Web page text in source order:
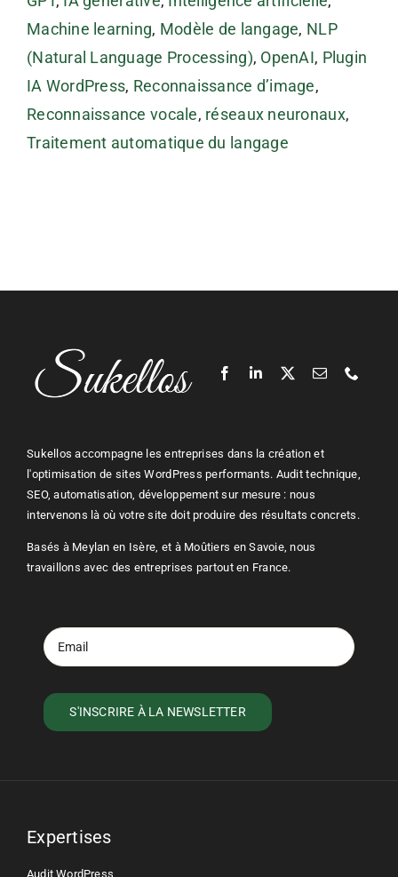
Machine learning, Modèle de langage, NLP
(Natural Language Processing), OpenAI, Plugin
IA WordPress, Reconnaissance d’image,
Reconnaissance vocale, réseaux neuronaux,
Traitement automatique du langage
Sukellos accompagne les entreprises dans la création et
l'optimisation de sitesWordPress performants. Audit technique,
SEO, automatisation, développement sur mesure : nous
intervenons là où votre site doit produire des résultats concrets.
Basés à Meylan en Isère, et à Moûtiers en Savoie, nous
travaillons avec des entreprises partout en France.
Expertises
Audit WordPress